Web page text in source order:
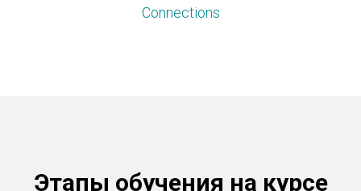
Connections
Этапы обучения на курсе